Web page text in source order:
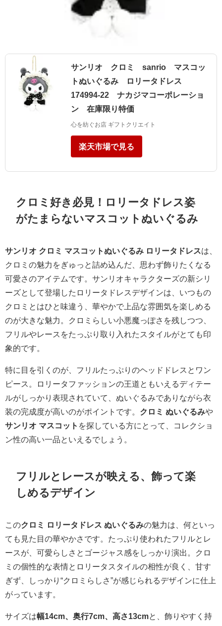
サンリオ クロミ sanrio マスコッ
トぬいぐるみ ロリータドレス
174994-22 ナカジマコーポレーショ
ン 在庫限り特価
心を紡ぐお店 ギフトクリエイト
楽天市場で見る
クロミ好き必見！ロリータドレス姿
がたまらないマスコットぬいぐるみ
サンリオ クロミ マスコットぬいぐるみ ロリータドレスは、
クロミの魅力をぎゅっと詰め込んだ、思わず飾りたくなる
可愛さのアイテムです。サンリオキャラクターズの新シリ
ーズとして登場したロリータドレスデザインは、いつもの
クロミとはひと味違う、華やかで上品な雰囲気を楽しめる
のが大きな魅力。クロミらしい小悪魔っぽさを残しつつ、
フリルやレースをたっぷり取り入れたスタイルがとても印
象的です。
特に目を引くのが、フリルたっぷりのヘッドドレスとワン
ピース。ロリータファッションの王道ともいえるディテー
ルがしっかり表現されていて、ぬいぐるみでありながら衣
装の完成度が高いのがポイントです。 クロミ ぬいぐるみや
サンリオ マスコット を探している方にとって、コレクショ
ン性の高い一品といえるでしょう。
フリルとレースが映える、飾って楽
しめるデザイン
このクロミ ロリータドレス ぬいぐるみの魅力は、何といっ
ても見た目の華やかさです。たっぷり使われたフリルとレ
ースが、可愛らしさとゴージャス感をしっかり演出。クロ
ミの個性的な表情とロリータスタイルの相性が良く、甘す
ぎず、しっかり“クロミらしさ”が感じられるデザインに仕上
がっています。
サイズは幅14cm、奥行7cm、高さ13cmと、飾りやすく持